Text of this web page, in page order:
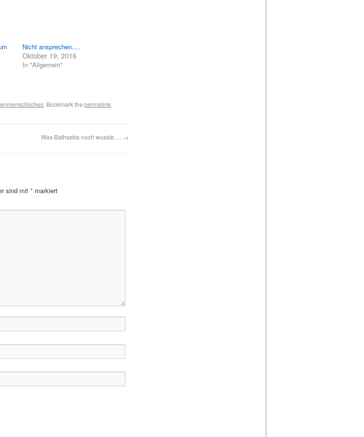
Nicht ansprechen….
Oktober 19, 2016
In "Allgemein"
. Bookmark the permalink.
Was Bathseba noch wusste…. →
sind mit * markiert